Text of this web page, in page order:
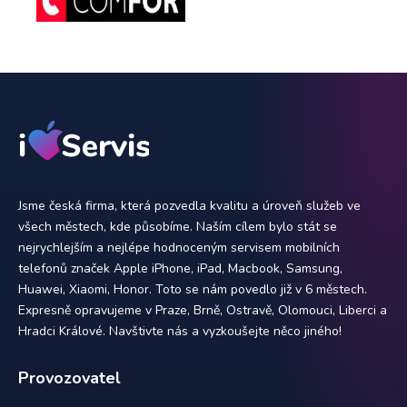
Jsme česká firma, která pozvedla kvalitu a úroveň služeb ve
všech městech, kde působíme. Naším cílem bylo stát se
nejrychlejším a nejlépe hodnoceným servisem mobilních
telefonů značek Apple iPhone, iPad, Macbook, Samsung,
Huawei, Xiaomi, Honor. Toto se nám povedlo již v 6 městech.
Expresně opravujeme v Praze, Brně, Ostravě, Olomouci, Liberci a
Hradci Králové. Navštivte nás a vyzkoušejte něco jiného!
Provozovatel